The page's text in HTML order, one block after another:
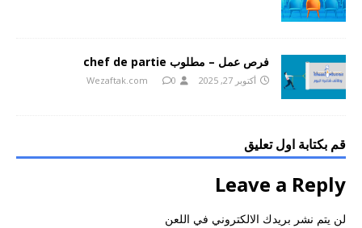
فرص عمل – مطلوب chef de partie
أكتوبر 27, 2025 Wezaftak.com 0
قم بكتابة اول تعليق
Leave a Reply
لن يتم نشر بريدك الالكتروني في اللعن